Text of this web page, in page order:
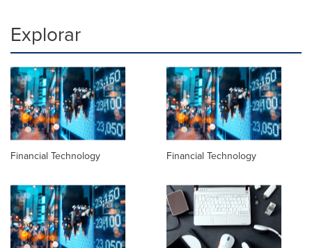
Explorar
Financial Technology Financial Technology